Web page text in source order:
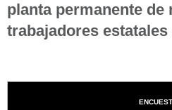
planta permanente de
trabajadores